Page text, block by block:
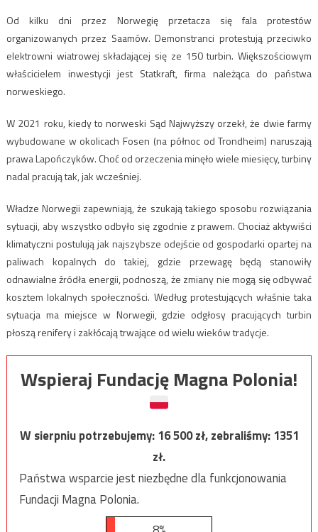
Od kilku dni przez Norwegię przetacza się fala protestów
organizowanych przez Saamów. Demonstranci protestują przeciwko
elektrowni wiatrowej składającej się ze 150 turbin. Większościowym
właścicielem inwestycji jest Statkraft, firma należąca do państwa
norweskiego.
W 2021 roku, kiedy to norweski Sąd Najwyższy orzekł, że dwie farmy
wybudowane w okolicach Fosen (na północ od Trondheim) naruszają
prawa Lapończyków. Choć od orzeczenia minęło wiele miesięcy, turbiny
nadal pracują tak, jak wcześniej.
Władze Norwegii zapewniają, że szukają takiego sposobu rozwiązania
sytuacji, aby wszystko odbyło się zgodnie z prawem. Chociaż aktywiści
klimatyczni postulują jak najszybsze odejście od gospodarki opartej na
paliwach kopalnych do takiej, gdzie przewagę będą stanowiły
odnawialne źródła energii, podnoszą, że zmiany nie mogą się odbywać
kosztem lokalnych społeczności. Według protestujących właśnie taka
sytuacja ma miejsce w Norwegii, gdzie odgłosy pracujących turbin
płoszą renifery i zakłócają trwające od wielu wieków tradycje.
Wspieraj Fundację Magna Polonia!
W sierpniu potrzebujemy:16 500zł, zebraliśmy:1351
zł.
Państwa wsparcie jest niezbędne dla funkcjonowania
Fundacji Magna Polonia.